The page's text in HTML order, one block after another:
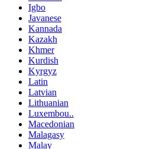
Igbo
Javanese
Kannada
Kazakh
Khmer
Kurdish
Kyrgyz
Latin
Latvian
Lithuanian
Luxembou..
Macedonian
Malagasy
Malay